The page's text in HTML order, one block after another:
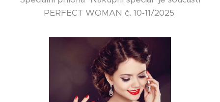
PERFECT WOMAN č. 10-11/2025